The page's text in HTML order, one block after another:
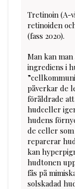
Tretinoin (A-
retinoiden
(fass 2020).
Man kan
ingrediens i
påverkar de
föråldrade
hudceller
hudens
de celler
reparerar
kan
hudtonen
fås på
solskadad